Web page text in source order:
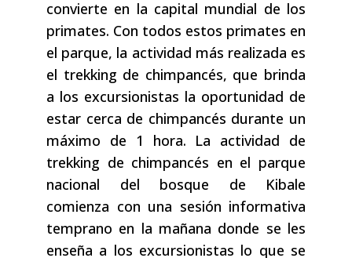
convierte en la capital mundial de los
primates. Con todos estos primates en
el parque, la actividad más realizada es
el trekking de chimpancés, que brinda
a los excursionistas la oportunidad de
estar cerca de chimpancés durante un
máximo de 1 hora. La actividad de
trekking de chimpancés en el parque
nacional del bosque de Kibale
comienza con una sesión informativa
temprano en la mañana donde se les
enseña a los excursionistas lo que se